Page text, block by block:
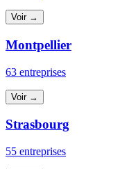
Voir →
Montpellier
63 entreprises
Voir →
Strasbourg
55 entreprises